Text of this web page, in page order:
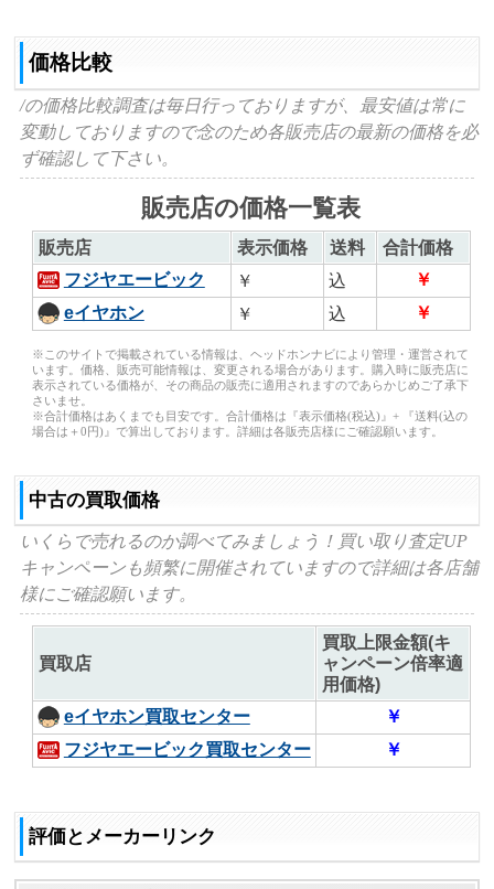
価格比較
/の価格比較調査は毎日行っておりますが、最安値は常に
変動しておりますので念のため各販売店の最新の価格を必
ず確認して下さい。
販売店の価格一覧表
販売店 表示価格 送料
合計価格
フジヤエービック
￥ 込
￥
eイヤホン
￥ 込 ￥
※このサイトで掲載されている情報は、ヘッドホンナビにより管理・運営されて
います。価格、販売可能情報は、変更される場合があります。購入時に販売店に
表示されている価格が、その商品の販売に適用されますのであらかじめご了承下
さいませ。
※合計価格はあくまでも目安です。合計価格は『表示価格(税込)』+ 『送料(込の
場合は＋0円)』で算出しております。詳細は各販売店様にご確認願います。
中古の買取価格
いくらで売れるのか調べてみましょう！買い取り査定UP
キャンペーンも頻繁に開催されていますので詳細は各店舗
様にご確認願います。
買取店
買取上限金額(キ
ャンペーン倍率適
用価格)
eイヤホン買取センター
￥
フジヤエービック買取センター
￥
評価とメーカーリンク